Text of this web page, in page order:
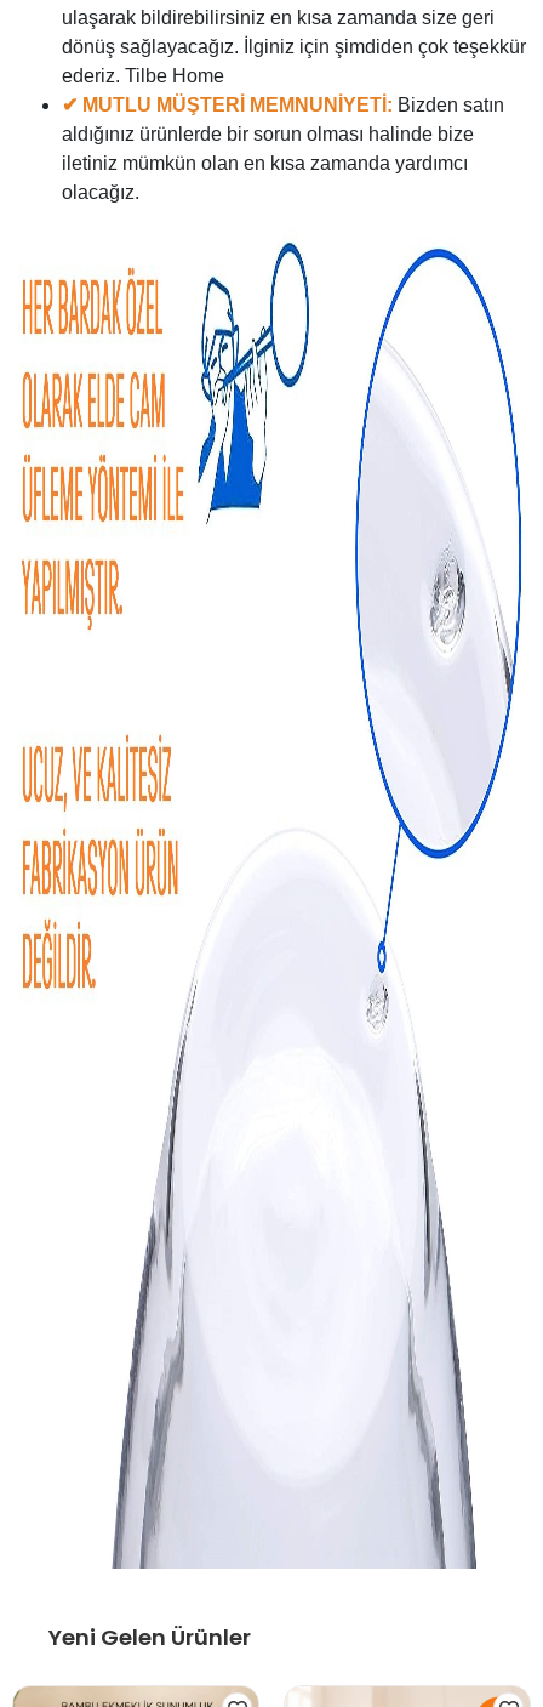
ulaşarak bildirebilirsiniz en kısa zamanda size geri
dönüş sağlayacağız. İlginiz için şimdiden çok teşekkür
ederiz. Tilbe Home
✔ MUTLU MÜŞTERİ MEMNUNİYETİ: Bizden satın
aldığınız ürünlerde bir sorun olması halinde bize
iletiniz mümkün olan en kısa zamanda yardımcı
olacağız.
Yeni Gelen Ürünler